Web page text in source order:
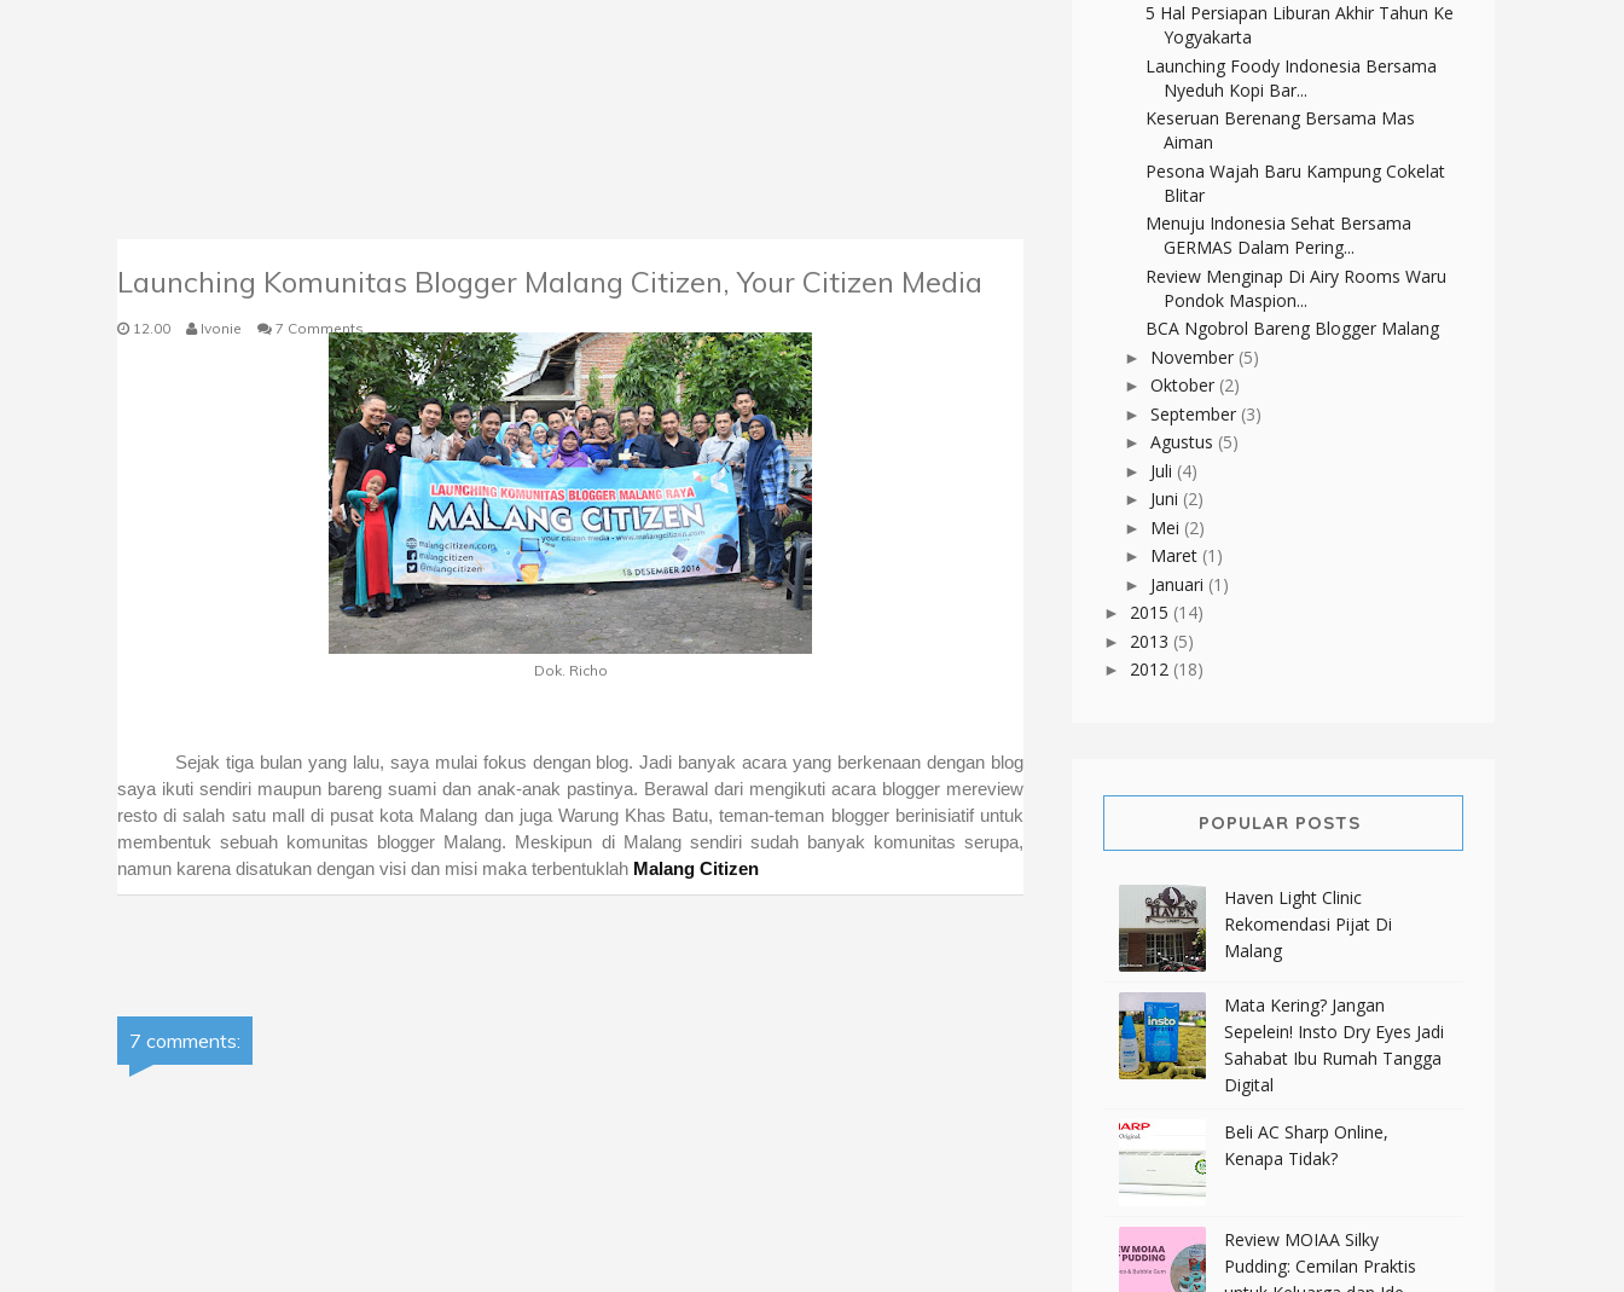
Launching Komunitas Blogger Malang Citizen, Your Citizen Media
12.00 Ivonie 7 Comments
Dok. Richo
Sejak tiga bulan yang lalu, saya mulai fokus dengan blog. Jadi banyak acara yang berkenaan dengan blog
saya ikuti sendiri maupun bareng suami dan anak-anak pastinya. Berawal dari mengikuti acara blogger mereview
resto di salah satu mall di pusat kota Malang dan juga Warung Khas Batu, teman-teman blogger berinisiatif untuk
membentuk sebuah komunitas blogger Malang. Meskipun di Malang sendiri sudah banyak komunitas serupa,
namun karena disatukan dengan visi dan misi maka terbentuklah Malang Citizen
7 comments:
5 Hal Persiapan Liburan Akhir Tahun Ke
Yogyakarta
Launching Foody Indonesia Bersama
Nyeduh Kopi Bar...
Keseruan Berenang Bersama Mas
Aiman
Pesona Wajah Baru Kampung Cokelat
Blitar
Menuju Indonesia Sehat Bersama
GERMAS Dalam Pering...
Review Menginap Di Airy Rooms Waru
Pondok Maspion...
BCA Ngobrol Bareng Blogger Malang
► November (5)
► Oktober (2)
► September (3)
► Agustus (5)
► Juli (4)
► Juni (2)
► Mei (2)
► Maret (1)
► Januari (1)
► 2015 (14)
► 2013 (5)
► 2012 (18)
POPULAR POSTS
Haven Light Clinic
Rekomendasi Pijat Di
Malang
Mata Kering? Jangan
Sepelein! Insto Dry Eyes Jadi
Sahabat Ibu Rumah Tangga
Digital
Beli AC Sharp Online,
Kenapa Tidak?
Review MOIAA Silky
Pudding: Cemilan Praktis